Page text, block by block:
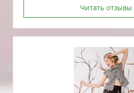
Читать отзывы